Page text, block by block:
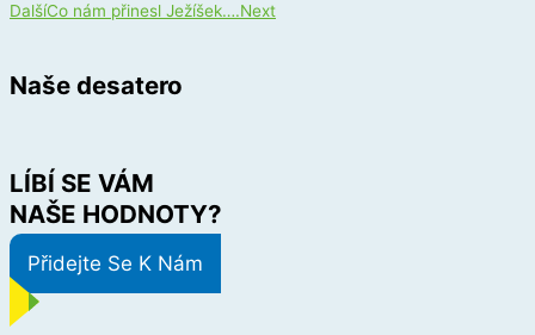
DalšíCo nám přinesl Ježíšek….Next
Naše desatero
LÍBÍ SE VÁM
NAŠE HODNOTY?
Přidejte Se K Nám